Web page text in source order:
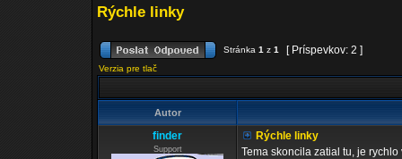
Rýchle linky
Stránka 1 z 1 [ Príspevkov: 2 ]
Verzia pre tlač
Autor
finder
Support
Rýchle linky
Tema skoncila zatial tu, je